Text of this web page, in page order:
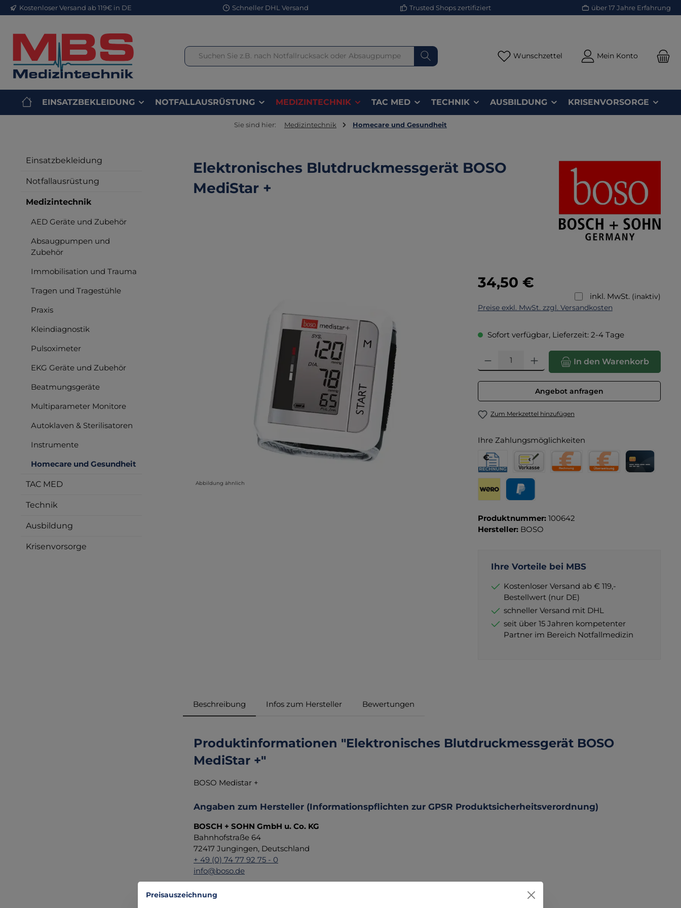
Hauptinhalt springen
Zur Suche springen
Zur Hauptnavigation springen
Kostenloser Versand ab 119€ in DE Schneller DHL Versand Trusted Shops zertifiziert über 17 Jahre Erfahrung
Wunschzettel Du hast 0 Produkte auf dem
Mein Konto
EINSATZBEKLEIDUNG NOTFALLAUSRÜSTUNG MEDIZINTECHNIK TAC MED TECHNIK AUSBILDUNG KRISENVORSORGE
Sie sind hier: Medizintechnik Homecare und Gesundheit
Einsatzbekleidung
Notfallausrüstung
Medizintechnik
AED Geräte und Zubehör
Absaugpumpen und
Zubehör
Immobilisation und Trauma
Tragen und Tragestühle
Praxis
Kleindiagnostik
Pulsoximeter
EKG Geräte und Zubehör
Beatmungsgeräte
Multiparameter Monitore
Autoklaven & Sterilisatoren
Instrumente
Homecare und Gesundheit
TAC MED
Technik
Ausbildung
Krisenvorsorge
Elektronisches Blutdruckmessgerät BOSO
MediStar +
Abbildung ähnlich
Regulärer Preis:
34,50 €
inkl. MwSt. (inaktiv)
Preise exkl. MwSt. zzgl. Versandkosten
Sofort verfügbar, Lieferzeit: 2-4 Tage
Produkt Anzahl: Gib den gewünschten Wert ein oder
In den Warenkorb
Angebot anfragen
Zum Merkzettel hinzufügen
Ihre Zahlungsmöglichkeiten
Rechnung für Behörden
Vorkasse
Produktnummer: 100642
Hersteller: BOSO
Ihre Vorteile bei MBS
Kostenloser Versand ab € 119,-
Bestellwert (nur DE)
schneller Versand mit DHL
seit über 15 Jahren kompetenter
Partner im Bereich Notfallmedizin
Beschreibung Infos zum Hersteller Bewertungen
Produktinformationen "Elektronisches Blutdruckmessgerät BOSO
MediStar +"
BOSO Medistar +
Angaben zum Hersteller (Informationspflichten zur GPSR Produktsicherheitsverordnung)
BOSCH + SOHN GmbH u. Co. KG
Bahnhofstraße 64
72417 Jungingen, Deutschland
+ 49 (0) 74 77 92 75 - 0
info@boso.de
Preisauszeichnung